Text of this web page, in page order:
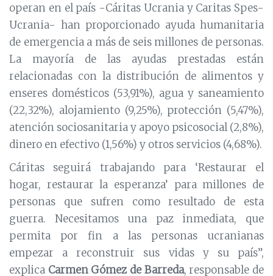
operan en el país -Cáritas Ucrania y Caritas Spes-
Ucrania- han proporcionado ayuda humanitaria
de emergencia a más de seis millones de personas.
La mayoría de las ayudas prestadas están
relacionadas con la distribución de alimentos y
enseres domésticos (53,91%), agua y saneamiento
(22,32%), alojamiento (9,25%), protección (5,47%),
atención sociosanitaria y apoyo psicosocial (2,8%),
dinero en efectivo (1,56%) y otros servicios (4,68%).
Cáritas seguirá trabajando para ‘Restaurar el
hogar, restaurar la esperanza’ para millones de
personas que sufren como resultado de esta
guerra. Necesitamos una paz inmediata, que
permita por fin a las personas ucranianas
empezar a reconstruir sus vidas y su país”,
explica Carmen Gómez de Barreda, responsable de